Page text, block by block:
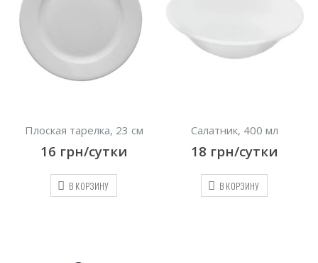
Плоская тарелка, 23 см
16 грн/сутки
В КОРЗИНУ
Салатник, 400 мл
18 грн/сутки
В КОРЗИНУ